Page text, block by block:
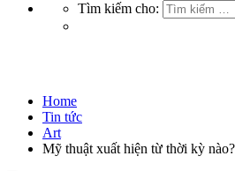
Tìm kiếm cho:
Home
Tin tức
Art
Mỹ thuật xuất hiện từ thời kỳ nào?